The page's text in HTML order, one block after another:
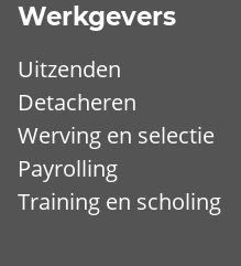
Werkgevers
Uitzenden
Detacheren
Werving en selectie
Payrolling
Training en scholing